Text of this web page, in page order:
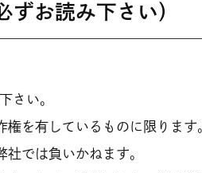
ずお読み下さい）
さい。
を有しているものに限ります
では負いかねます。